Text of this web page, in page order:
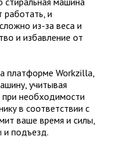
работать, и
из-за веса и
и избавление от
платформе Workzilla,
учитывая
необходимости
в соответствии с
ваше время и силы,
и подъезд.